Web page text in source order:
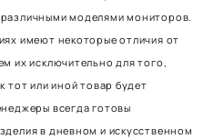
моделями мониторов.
имеют некоторые отличия от
их исключительно для того,
тот или иной товар будет
всегда готовы
в дневном и искусственном